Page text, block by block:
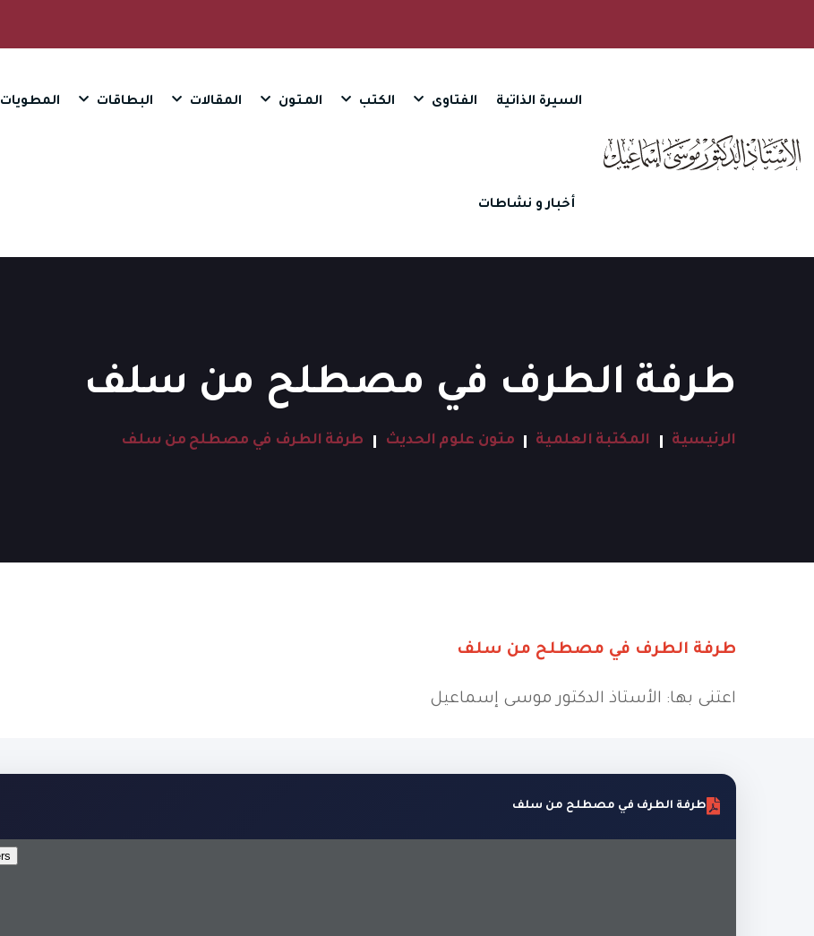
السيرة الذاتية الفتاوى الكتب المـتون المقالات البطاقات المطويات
أخبار و نشاطات
طرفة الطرف في مصطلح من سلف
الرئيسية المكتبة العلمية متون علوم الحديث طرفة الطرف في مصطلح من سلف
طرفة الطرف في مصطلح من سلف
اعتنى بها: الأستاذ الدكتور موسى إسماعيل
طرفة الطرف في مصطلح من سلف